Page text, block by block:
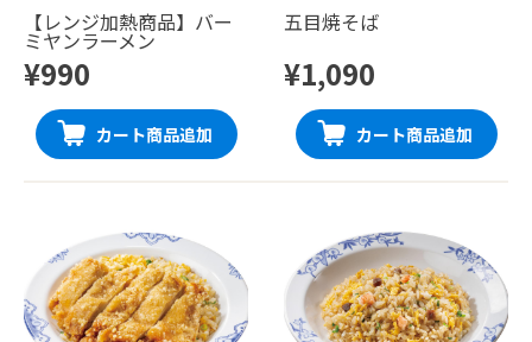
【レンジ加熱商品】バー
ミヤンラーメン
¥990
カート商品追加
五目焼そば
¥1,090
カート商品追加